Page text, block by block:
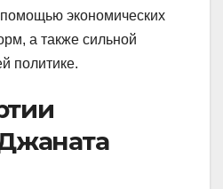
экономических
а также сильной
политике.